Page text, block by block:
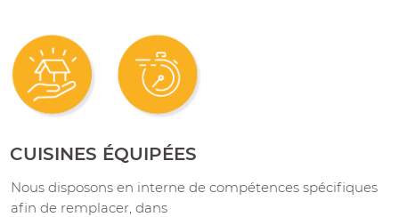
CUISINES ÉQUIPÉES
Nous disposons en interne de compétences spécifiques
afin de remplacer, dans